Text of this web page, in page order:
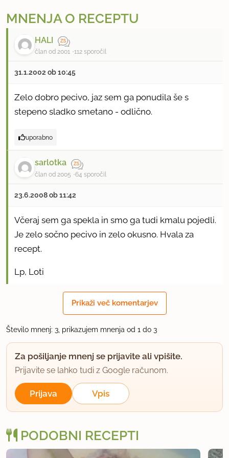
MNENJA O RECEPTU
HALI
član od 2001 112 sporočil
31.1.2002 ob 10:45
Zelo dobro pecivo, jaz sem ga ponudila še s
stepeno sladko smetano - odlično.
uporabno
sarlotka
član od 2005 64 sporočil
23.6.2008 ob 11:42
Včeraj sem ga spekla in smo ga tudi kmalu pojedli.
Je zelo sočno pecivo in zelo okusno. Hvala za
recept.
Lp, Loti
član od 2004 1901 sporočil
30.10.2010 ob 15:20
moj okus le malenkost premastno, drugič bom
uporabno
Prikaži več komentarjev
Število mnenj: 3, prikazujem mnenja od 1 do 3
Za pošiljanje mnenj se prijavite ali vpišite.
Prijavite se lahko tudi z Google računom.
Prijava Vpis
PODOBNI RECEPTI